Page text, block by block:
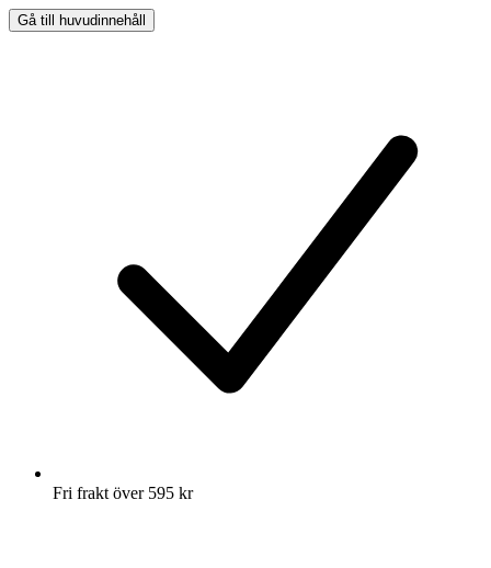
Gå till huvudinnehåll
Fri frakt över 595 kr